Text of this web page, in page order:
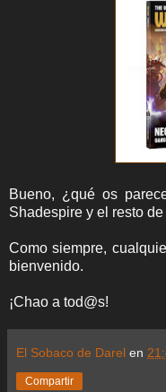
Bueno, ¿qué os
Shadespire y el resto
Como siempre,
bienvenido.
¡Chao a tod@s!
El Sobaco de Darel en
Compartir